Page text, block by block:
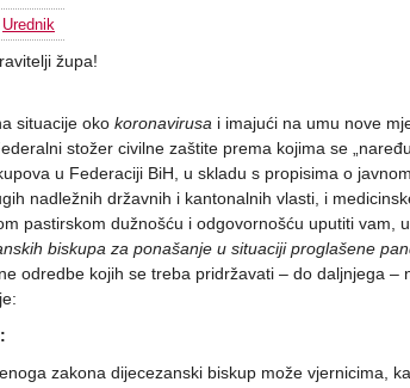
Urednik
župa!
situacije oko koronavirusa i imajući na umu nove
stožer civilne zaštite prema kojima se
u Federaciji BiH, u skladu s propisima o
nadležnih državnih i kantonalnih vlasti, i
pastirskom dužnošću i odgovornošću uputiti vam,
biskupa za ponašanje u situaciji proglašene
odredbe kojih se treba pridržavati – do daljnjega –
zakona dijecezanski biskup može vjernicima,